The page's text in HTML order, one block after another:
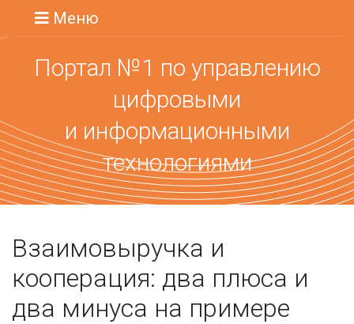
Меню
Портал №1 по управлению
цифровыми
и информационными
технологиями
Взаимовыручка и
кооперация: два плюса и
два минуса на примере